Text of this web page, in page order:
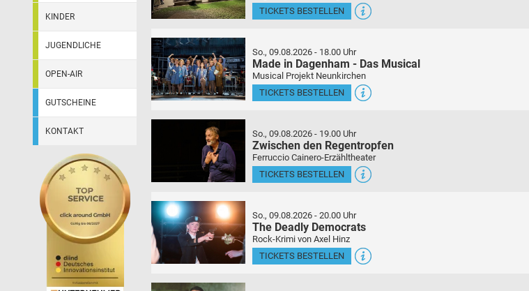
KINDER
JUGENDLICHE
OPEN-AIR
GUTSCHEINE
KONTAKT
TICKETS BESTELLEN
So., 09.08.2026 - 18.00 Uhr
Made in Dagenham - Das Musical
Musical Projekt Neunkirchen
TICKETS BESTELLEN
So., 09.08.2026 - 19.00 Uhr
Zwischen den Regentropfen
Ferruccio Cainero-Erzähltheater
TICKETS BESTELLEN
So., 09.08.2026 - 20.00 Uhr
The Deadly Democrats
Rock-Krimi von Axel Hinz
TICKETS BESTELLEN